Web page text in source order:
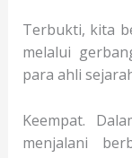
Terbukti, kita
melalui
para ahli
Keempat.
menjalani